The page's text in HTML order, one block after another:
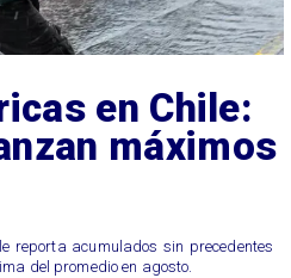
en Chile:
máximos
reporta acumulados sin precedentes
del promedio en agosto.